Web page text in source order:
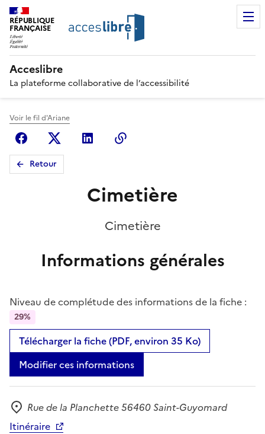
RÉPUBLIQUE
FRANÇAISE
Acceslibre
La plateforme collaborative de l’accessibilité
Voir le fil d'Ariane
FacebookX (anciennement Twitter)
Linkedin
Retour
Cimetière
Cimetière
Informations générales
Niveau de complétude des informations de la fiche :
29%
Télécharger la fiche (PDF, environ 35 Ko)
Modifier ces informations
Adresse
Rue de la Planchette 56460 Saint-Guyomard
Itinéraire